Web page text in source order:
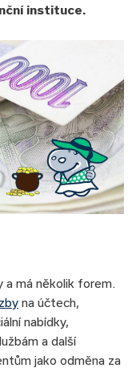
instituce.
a má několik forem.
na účtech,
nabídky,
a další
jako odměna za